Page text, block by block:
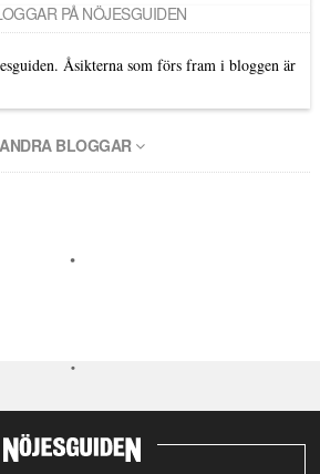
PÅ NÖJESGUIDEN
Åsikterna som förs fram i bloggen är
ANDRA BLOGGAR